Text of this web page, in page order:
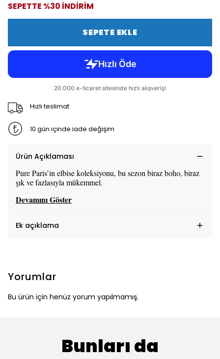
SEPETTE %30 İNDİRİM
SEPETE EKLE
Hızlı teslimat
10 gün içinde iade değişim
Ürün Açıklaması
Pure Paris’in elbise koleksiyonu, bu sezon biraz boho, biraz
şık ve fazlasıyla mükemmel.
Devamını Göster
Ek açıklama
Yorumlar
Bu ürün için henüz yorum yapılmamış.
Bunları da